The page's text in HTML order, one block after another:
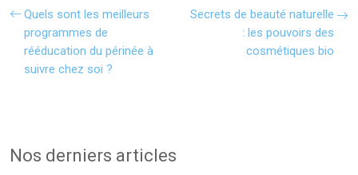
Quels sont les meilleurs
programmes de
rééducation du périnée à
suivre chez soi ?
Secrets de beauté naturelle
: les pouvoirs des
cosmétiques bio
Nos derniers articles